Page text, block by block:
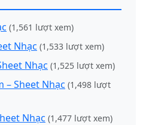
(1,561 lượt xem)
Nhạc (1,533 lượt xem)
Nhạc (1,525 lượt xem)
– Sheet Nhạc (1,498 lượt
Nhạc (1,477 lượt xem)